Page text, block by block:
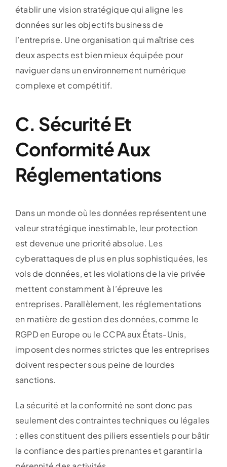
établir une vision stratégique qui aligne les
données sur les objectifs business de
l’entreprise. Une organisation qui maîtrise ces
deux aspects est bien mieux équipée pour
naviguer dans un environnement numérique
complexe et compétitif.
C. Sécurité Et
Conformité Aux
Réglementations
Dans un monde où les données représentent une
valeur stratégique inestimable, leur protection
est devenue une priorité absolue. Les
cyberattaques de plus en plus sophistiquées, les
vols de données, et les violations de la vie privée
mettent constamment à l’épreuve les
entreprises. Parallèlement, les réglementations
en matière de gestion des données, comme le
RGPD en Europe ou le CCPA aux États-Unis,
imposent des normes strictes que les entreprises
doivent respecter sous peine de lourdes
sanctions.
La sécurité et la conformité ne sont donc pas
seulement des contraintes techniques ou légales
: elles constituent des piliers essentiels pour bâtir
la confiance des parties prenantes et garantir la